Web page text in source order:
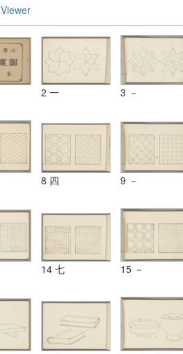
Viewer
2 一 3 －
8 四 9 －
14 七 15 －